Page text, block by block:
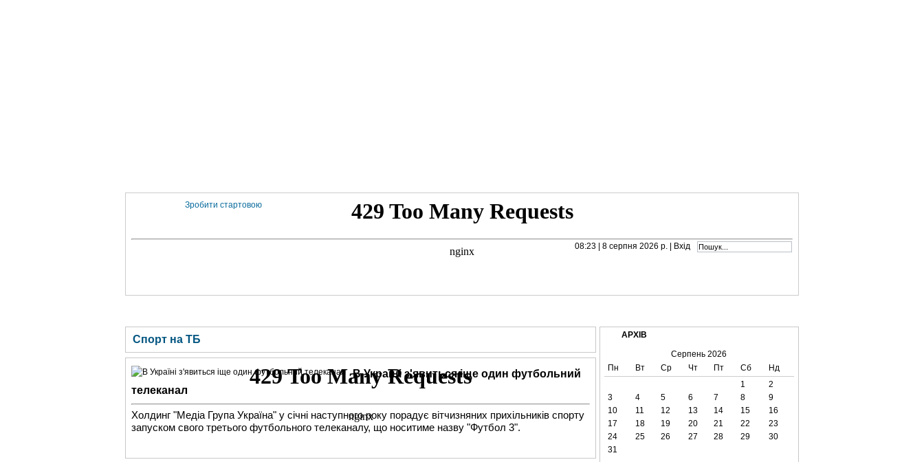
Зробити стартовою
08:23 | 8 серпня 2026 р. | Вхід
Спорт на ТБ
В Україні з'явиться іще один футбольний
телеканал
Холдинг "Медіа Група Україна" у січні наступного року порадує вітчизняних прихільників спорту
запуском свого третього футбольного телеканалу, що носитиме назву "Футбол 3".
АРХІВ
Серпень 2026
Пн
Вт Ср Чт Пт Сб
Нд
1
2
3
4 5 6 7 8
9
10
11 12 13 14 15
16
17
18 19 20 21 22
23
24
25 26 27 28 29
30
31